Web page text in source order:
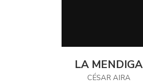
LA MENDIGA
CÉSAR AIRA